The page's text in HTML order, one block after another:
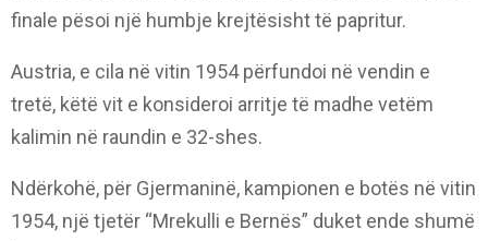
finale pësoi një humbje krejtësisht të papritur.
Austria, e cila në vitin 1954 përfundoi në vendin e
tretë, këtë vit e konsideroi arritje të madhe vetëm
kalimin në raundin e 32-shes.
Ndërkohë, për Gjermaninë, kampionen e botës në vitin
1954, një tjetër “Mrekulli e Bernës” duket ende shumë